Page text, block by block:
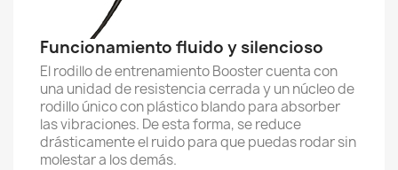
Funcionamiento fluido y silencioso
El rodillo de entrenamiento Booster cuenta con
una unidad de resistencia cerrada y un núcleo de
rodillo único con plástico blando para absorber
las vibraciones. De esta forma, se reduce
drásticamente el ruido para que puedas rodar sin
molestar a los demás.